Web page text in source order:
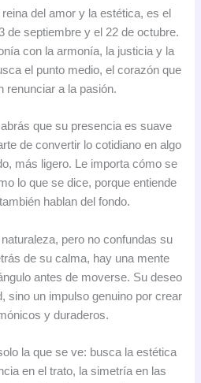
reina del amor y la estética, es el
de septiembre y el 22 de octubre.
con la armonía, la justicia y la
el punto medio, el corazón que
renunciar a la pasión.
que su presencia es suave
de convertir lo cotidiano en algo
más ligero. Le importa cómo se
lo que se dice, porque entiende
hablan del fondo.
naturaleza, pero no confundas su
de su calma, hay una mente
antes de moverse. Su deseo
sino un impulso genuino por crear
y duraderos.
la que se ve: busca la estética
en el trato, la simetría en las